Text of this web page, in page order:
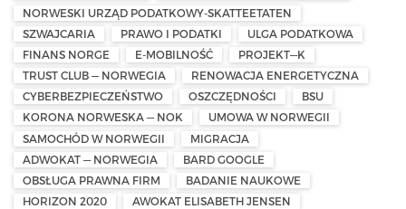
NORWESKI URZĄD PODATKOWY-SKATTEETATEN
SZWAJCARIA
PRAWO I PODATKI
ULGA PODATKOWA
FINANS NORGE
E-MOBILNOŚĆ
PROJEKT—K
TRUST CLUB — NORWEGIA
RENOWACJA ENERGETYCZNA
CYBERBEZPIECZEŃSTWO
OSZCZĘDNOŚCI
BSU
KORONA NORWESKA — NOK
UMOWA W NORWEGII
SAMOCHÓD W NORWEGII
MIGRACJA
ADWOKAT — NORWEGIA
BARD GOOGLE
OBSŁUGA PRAWNA FIRM
BADANIE NAUKOWE
HORIZON 2020
AWOKAT ELISABETH JENSEN